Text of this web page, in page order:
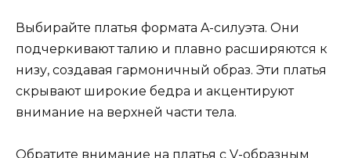
Выбирайте платья формата A-силуэта. Они
подчеркивают талию и плавно расширяются к
низу, создавая гармоничный образ. Эти платья
скрывают широкие бедра и акцентируют
внимание на верхней части тела.
Обратите внимание на платья с V-образным